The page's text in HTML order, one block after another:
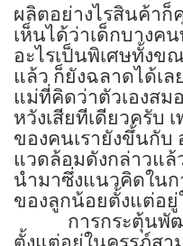
ผลิตอย่างไรสินค้า
เห็นได้ว่าเด็กบางค
อะไรเป็นพิเศษทั้งข
แล้ว ก็ยังฉลาดได้เล
แม่ที่คิดว่าตัวเองสม
หวังเสียทีเดียวครับ
ของคนเรายังขึ้นกับ
แวดล้อมดังกล่าวแล้
นำมาซึ่งแนวคิดใน
ของลูกน้อยตั้งแต่อยู่
การกระตุ้นพั